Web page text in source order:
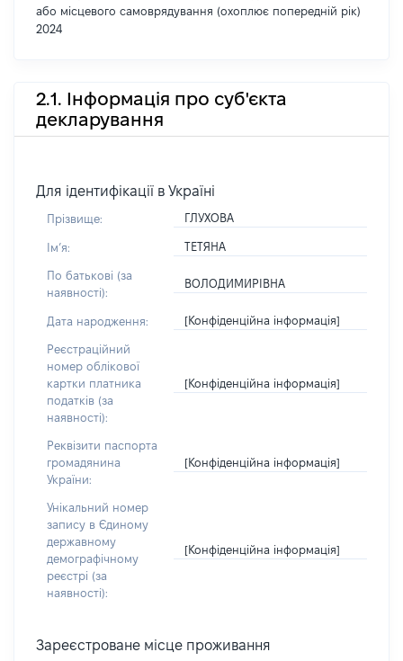
або місцевого самоврядування (охоплює попередній рік)
2024
2.1. Інформація про суб'єкта
декларування
Для ідентифікації в Україні
Прізвище: ГЛУХОВА
Імʼя: ТЕТЯНА
По батькові (за
наявності):
ВОЛОДИМИРІВНА
Дата народження: [Конфіденційна інформація]
Реєстраційний
номер облікової
картки платника
податків (за
наявності):
[Конфіденційна інформація]
Реквізити паспорта
громадянина
України:
[Конфіденційна інформація]
Унікальний номер
запису в Єдиному
державному
демографічному
реєстрі (за
наявності):
[Конфіденційна інформація]
Зареєстроване місце проживання